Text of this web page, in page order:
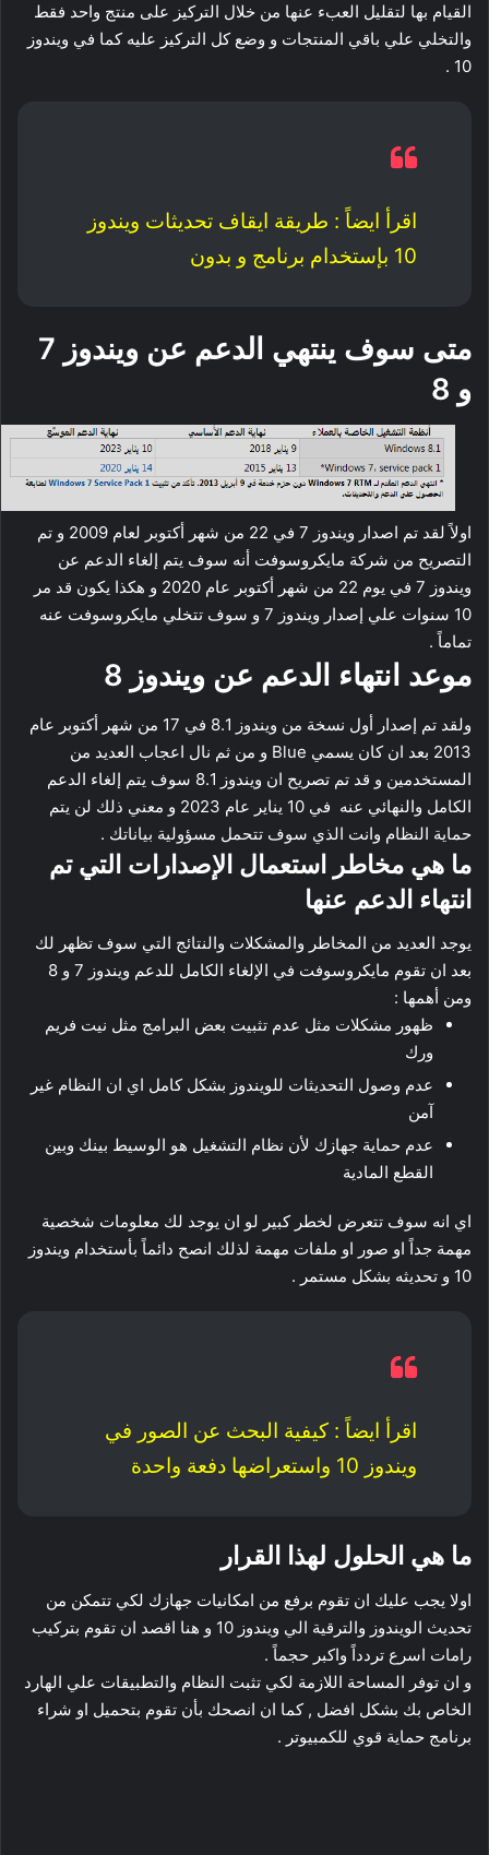
القيام بها لتقليل العبء عنها من خلال التركيز على منتج واحد فقط
والتخلي علي باقي المنتجات و وضع كل التركيز عليه كما في ويندوز
10 .
اقرأ ايضاً : طريقة ايقاف تحديثات ويندوز
10 بإستخدام برنامج و بدون
متى سوف ينتهي الدعم عن ويندوز 7
و 8
اولاً لقد تم اصدار ويندوز 7 في 22 من شهر أكتوبر لعام 2009 و تم
التصريح من شركة مايكروسوفت أنه سوف يتم إلغاء الدعم عن
ويندوز 7 في يوم 22 من شهر أكتوبر عام 2020 و هكذا يكون قد مر
10 سنوات علي إصدار ويندوز 7 و سوف تتخلي مايكروسوفت عنه
تماماً .
موعد انتهاء الدعم عن ويندوز 8
ولقد تم إصدار أول نسخة من ويندوز 8.1 في 17 من شهر أكتوبر عام
2013 بعد ان كان يسمي Blue و من ثم نال اعجاب العديد من
المستخدمين و قد تم تصريح ان ويندوز 8.1 سوف يتم إلغاء الدعم
الكامل والنهائي عنه في 10 يناير عام 2023 و معني ذلك لن يتم
حماية النظام وانت الذي سوف تتحمل مسؤولية بياناتك .
ما هي مخاطر استعمال الإصدارات التي تم
انتهاء الدعم عنها
يوجد العديد من المخاطر والمشكلات والنتائج التي سوف تظهر لك
بعد ان تقوم مايكروسوفت في الإلغاء الكامل للدعم ويندوز 7 و 8
ومن أهمها :
ظهور مشكلات مثل عدم تثبيت بعض البرامج مثل نيت فريم
ورك
عدم وصول التحديثات للويندوز بشكل كامل اي ان النظام غير
آمن
عدم حماية جهازك لأن نظام التشغيل هو الوسيط بينك وبين
القطع المادية
اي انه سوف تتعرض لخطر كبير لو ان يوجد لك معلومات شخصية
مهمة جداً او صور او ملفات مهمة لذلك انصح دائماً بأستخدام ويندوز
10 و تحديثه بشكل مستمر .
اقرأ ايضاً : كيفية البحث عن الصور في
ويندوز 10 واستعراضها دفعة واحدة
ما هي الحلول لهذا القرار
اولا يجب عليك ان تقوم برفع من امكانيات جهازك لكي تتمكن من
تحديث الويندوز والترقية الي ويندوز 10 و هنا اقصد ان تقوم بتركيب
رامات اسرع تردداً واكبر حجماً .
و ان توفر المساحة اللازمة لكي تثبت النظام والتطبيقات علي الهارد
الخاص بك بشكل افضل , كما ان انصحك بأن تقوم بتحميل او شراء
برنامج حماية قوي للكمبيوتر .